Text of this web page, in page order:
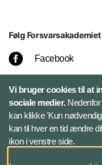
Følg Forsvarsakademiet
Facebook
LinkedIn
Twitter
Bluesky
Vi bruger cookies til at
sociale medier.Nedenfor
kan klikke 'Kun
kan til hver en tid ændre
ikon i venstre side.